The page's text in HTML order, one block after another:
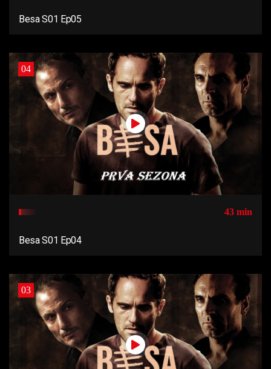
Besa S01 Ep05
04
43 min
Besa S01 Ep04
03